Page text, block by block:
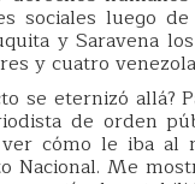
sociales luego
y Saravena
y cuatro
se eternizó allá?
de orden
cómo le iba al
Nacional. Me